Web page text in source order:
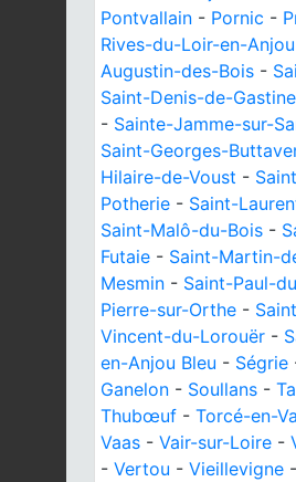
Pontvallain - Pornic -
Rives-du-Loir-en-Anjou
Augustin-des-Bois -
Saint-Denis-de-
- Sainte-Jamme-sur-
Saint-Georges-
Hilaire-de-Voust -
Potherie - Saint-
Saint-Malô-du-Bois -
Futaie - Saint-Martin-
Mesmin - Saint-Paul-
Pierre-sur-Orthe -
Vincent-du-Lorouër -
en-Anjou Bleu - Ségrie
Ganelon - Soullans -
Thubœuf - Torcé-en-
Vaas - Vair-sur-Loire -
- Vertou - Vieillevigne -